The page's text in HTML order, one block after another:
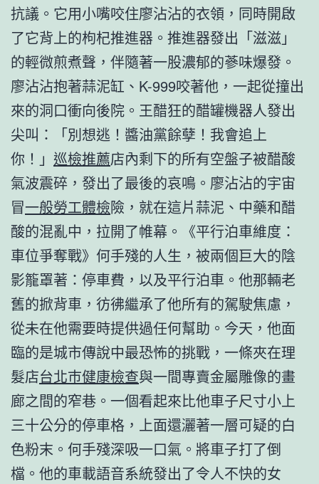
抗議。它用小嘴咬住廖沾沾的衣領，同時開啟
了它背上的枸杞推進器。推進器發出「滋滋」
的輕微煎煮聲，伴隨著一股濃郁的蔘味爆發。
廖沾沾抱著蒜泥缸、K-999咬著他，一起從撞出
來的洞口衝向後院。王醋狂的醋罐機器人發出
尖叫：「別想逃！醬油黨餘孽！我會追上
你！」 巡檢推薦店內剩下的所有空盤子被醋酸
氣波震碎，發出了最後的哀鳴。廖沾沾的宇宙
冒一般勞工體檢險，就在這片蒜泥、中藥和醋
酸的混亂中，拉開了帷幕。《平行泊車維度：
車位爭奪戰》何手殘的人生，被兩個巨大的陰
影籠罩著：停車費，以及平行泊車。他那輛老
舊的掀背車，彷彿繼承了他所有的駕駛焦慮，
從未在他需要時提供過任何幫助。今天，他面
臨的是城市傳說中最恐怖的挑戰，一條夾在理
髮店台北巿健康檢查與一間專賣金屬雕像的畫
廊之間的窄巷。一個看起來比他車子尺寸小上
三十公分的停車格，上面還灑著一層可疑的白
色粉末。何手殘深吸一口氣。將車子打了倒
檔。他的車載語音系統發出了令人不快的女